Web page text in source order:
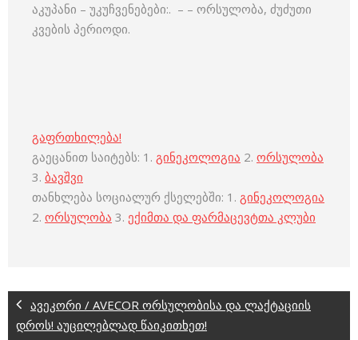
აკუპანი – უკუჩვენებები:. – – ორსულობა, ძუძუთი
კვების პერიოდი.
გაფრთხილება!
გაეცანით საიტებს: 1. გინეკოლოგია 2. ორსულობა
3. ბავშვი
თანხლება სოციალურ ქსელებში: 1. გინეკოლოგია
2. ორსულობა 3. ექიმთა და ფარმაცევტთა კლუბი
ავეკორი / AVECOR ორსულობისა და ლაქტაციის
დროს! აუცილებლად წაიკითხეთ!